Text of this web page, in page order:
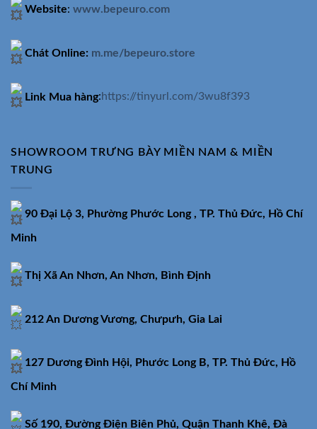
Website: www.bepeuro.com
Chát Online: m.me/bepeuro.store
Link Mua hàng:https://tinyurl.com/3wu8f393
SHOWROOM TRƯNG BÀY MIỀN NAM & MIỀN
TRUNG
90 Đại Lộ 3, Phường Phước Long , TP. Thủ Đức, Hồ Chí
Minh
Thị Xã An Nhơn, An Nhơn, Bình Định
212 An Dương Vương, Chưpưh, Gia Lai
127 Dương Đình Hội, Phước Long B, TP. Thủ Đức, Hồ
Chí Minh
Số 190, Đường Điện Biên Phủ, Quận Thanh Khê, Đà